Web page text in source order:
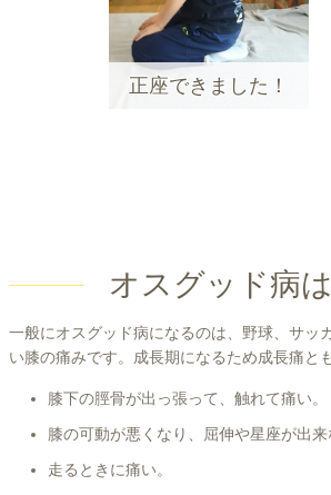
正座できました！
オスグッド病
一般にオスグッド病になるのは、野球、サッ
い膝の痛みです。成長期になるため成長痛と
膝下の脛骨が出っ張って、触れて痛い。
膝の可動が悪くなり、屈伸や星座が出来
走るときに痛い。